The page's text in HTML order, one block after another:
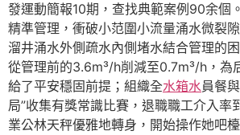
發運動簡報10期，查找典範案例90余個
精準管理，衝破小范圍小流量涌水微裂
溜井涌水外側疏水內側堵水結合管理的
從管理前的3.6m³/h削減至0.7m³/h，為
給了平安穩固前提；組織全水箱水員餐
局”收集有獎常識比賽，退職職工介入率
業公林天秤優雅地轉身，開始操作她吧